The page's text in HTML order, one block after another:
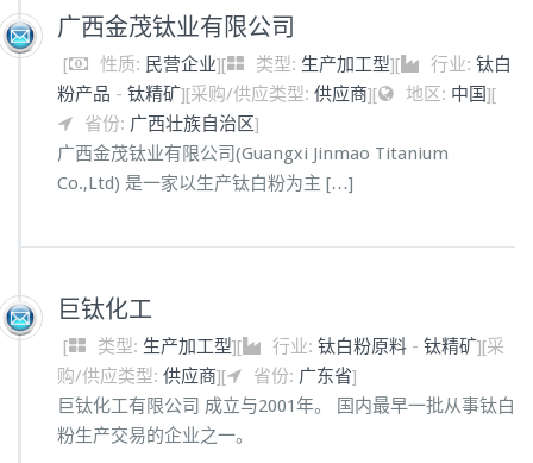
广西金茂钛业有限公司
[ 性质: 民营企业][ 类型: 生产加工型][ 行业: 钛白
粉产品 - 钛精矿][采购/供应类型: 供应商][ 地区: 中国][
省份: 广西壮族自治区]
广西金茂钛业有限公司(Guangxi Jinmao Titanium
Co.,Ltd) 是一家以生产钛白粉为主 […]
巨钛化工
[ 类型: 生产加工型][ 行业: 钛白粉原料 - 钛精矿][采
购/供应类型: 供应商][ 省份: 广东省]
巨钛化工有限公司 成立与2001年。 国内最早一批从事钛白
粉生产交易的企业之一。